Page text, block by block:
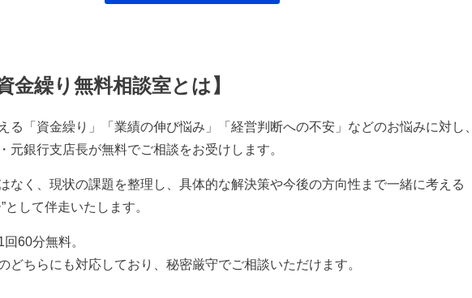
金繰り無料相談室とは】
る「資金繰り」「業績の伸び悩み」「経営判断への不安」などのお悩みに対し、
元銀行支店長が無料でご相談をお受けします。
なく、現状の課題を整理し、具体的な解決策や今後の方向性まで一緒に考える
として伴走いたします。
60分無料。
どちらにも対応しており、秘密厳守でご相談いただけます。